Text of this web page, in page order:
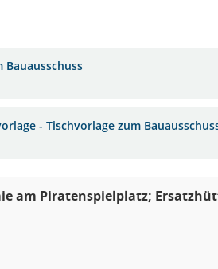
Bauausschuss
- Tischvorlage zum
am Piratenspielplatz;